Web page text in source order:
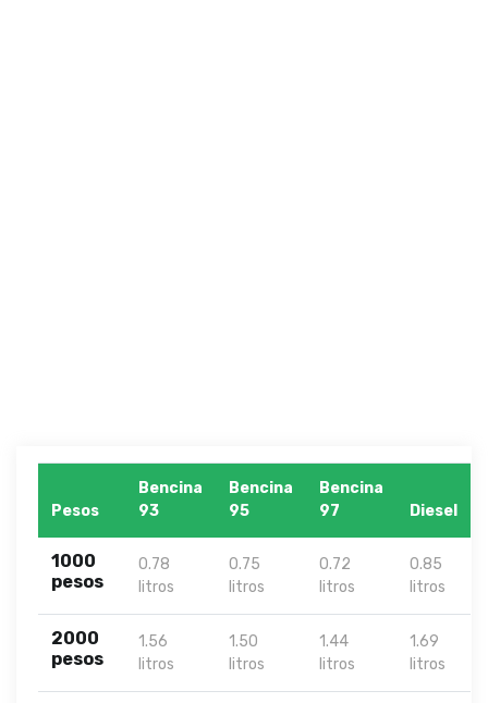
Pesos
Bencina
93
Bencina
95
Bencina
97
Diesel
1000
pesos
0.78
litros
0.75
litros
0.72
litros
0.85
litros
2000
pesos
1.56
litros
1.50
litros
1.44
litros
1.69
litros